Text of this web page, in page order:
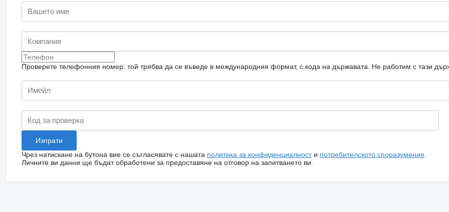
Проверете телефонния номер: той трябва да се въведе в международния формат, с кода на държавата. Не работим с тази
Чрез натискане на бутона вие се съгласявате с нашата политика за конфиденциалности потребителското споразумение.
Личните ви данни ще бъдат обработени за предоставяне на отговор на запитването ви.